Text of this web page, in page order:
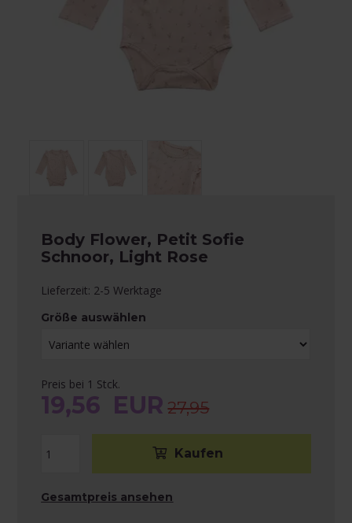
Body Flower, Petit Sofie
Schnoor, Light Rose
Lieferzeit: 2-5 Werktage
Größe auswählen
Preis bei 1 Stck.
19,56 EUR 27,95
Gesamtpreis ansehen